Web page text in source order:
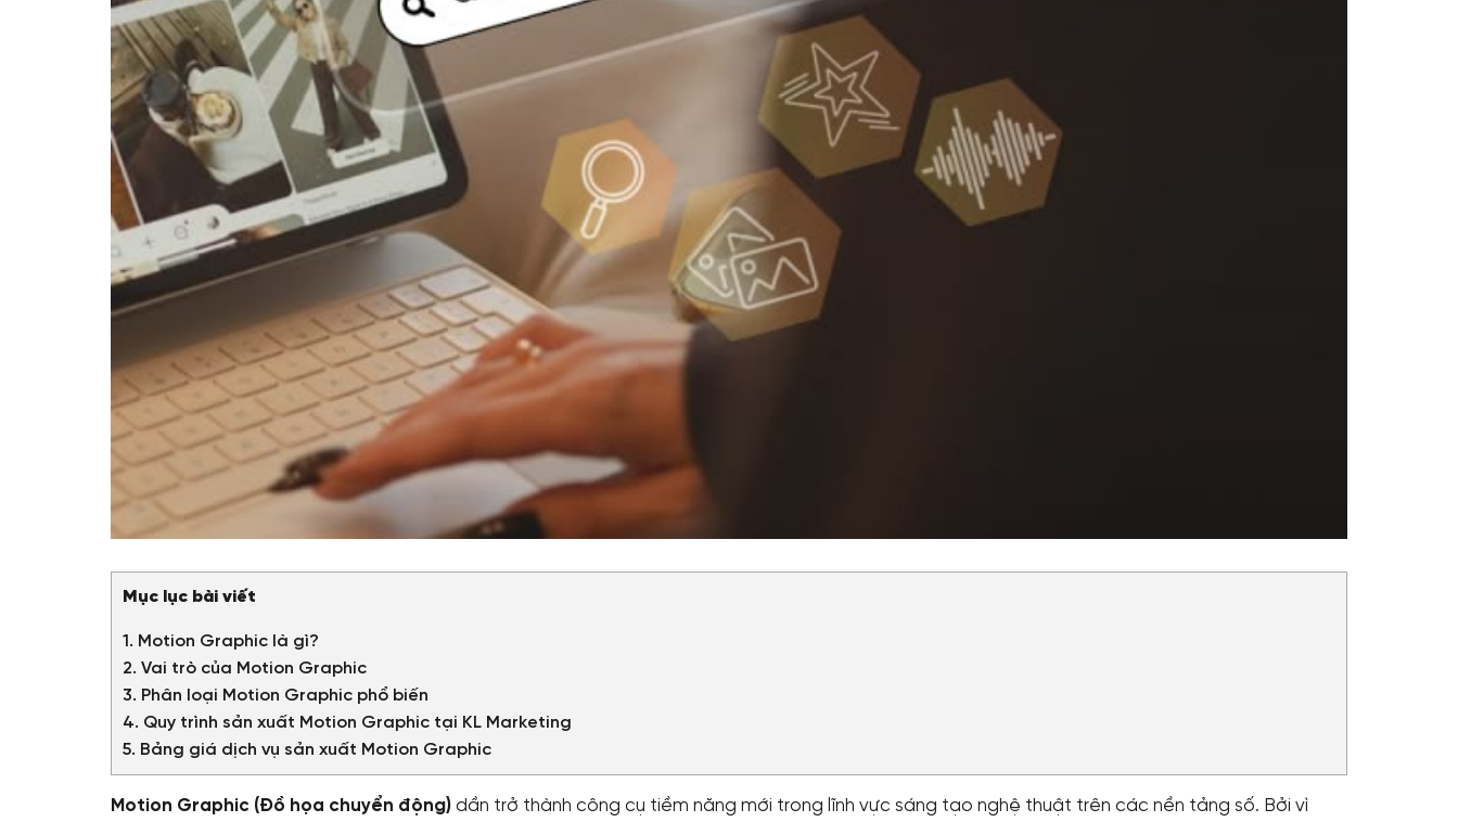
Mục lục bài viết
1. Motion Graphic là gì?
2. Vai trò của Motion Graphic
3. Phân loại Motion Graphic phổ biến
4. Quy trình sản xuất Motion Graphic tại KL Marketing
5. Bảng giá dịch vụ sản xuất Motion Graphic
Motion Graphic (Đồ họa chuyển động) dần trở thành công cụ tiềm năng mới trong lĩnh vực sáng tạo nghệ thuật trên các nền tảng số. Bởi vì